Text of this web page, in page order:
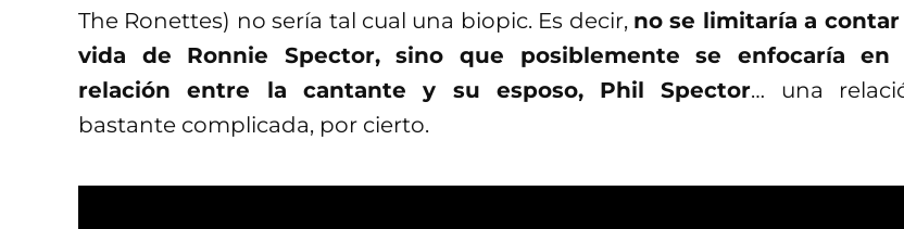
The Ronettes) no sería tal cual una biopic. Es decir, no se limitaría a contar
vida de Ronnie Spector, sino que posiblemente se enfocaría en
relación entre la cantante y su esposo, Phil Spector… una
bastante complicada, por cierto.